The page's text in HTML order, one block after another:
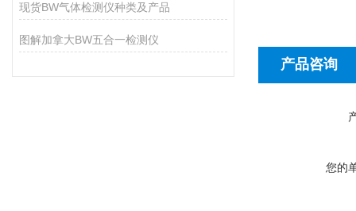
现货BW气体检测仪种类及产品
图解加拿大BW五合一检测仪
产品咨询
您的